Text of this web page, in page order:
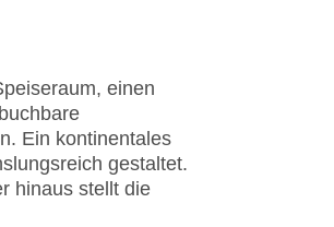
Visa
einen
Ein kontinentales
gestaltet.
hinaus stellt die